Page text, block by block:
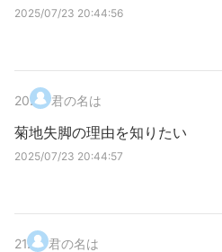
2025/07/23 20:44:56
20. 君の名は
菊地失脚の理由を知りたい
2025/07/23 20:44:57
21. 君の名は